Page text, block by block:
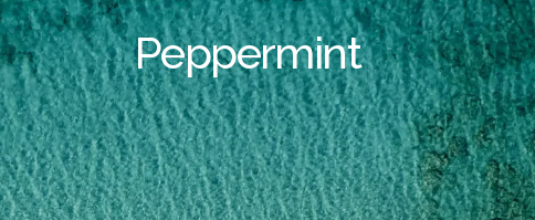
Peppermint